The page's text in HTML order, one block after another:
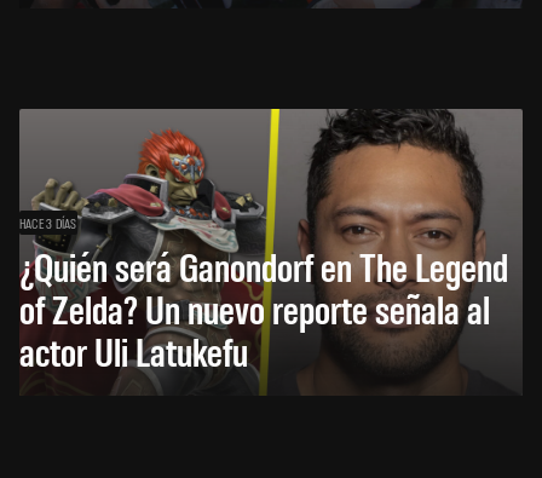
HACE 3 DÍAS
¿Quién será Ganondorf en The Legend
of Zelda? Un nuevo reporte señala al
actor Uli Latukefu